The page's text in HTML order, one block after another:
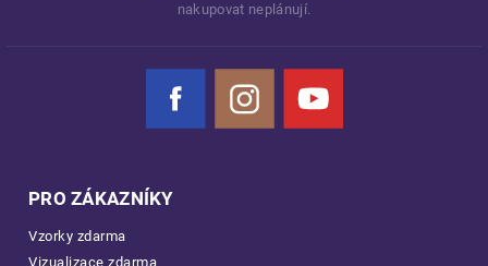
nakupovat neplánují.
Facebook Instagram YouTube
PRO ZÁKAZNÍKY
Vzorky zdarma
Vizualizace zdarma